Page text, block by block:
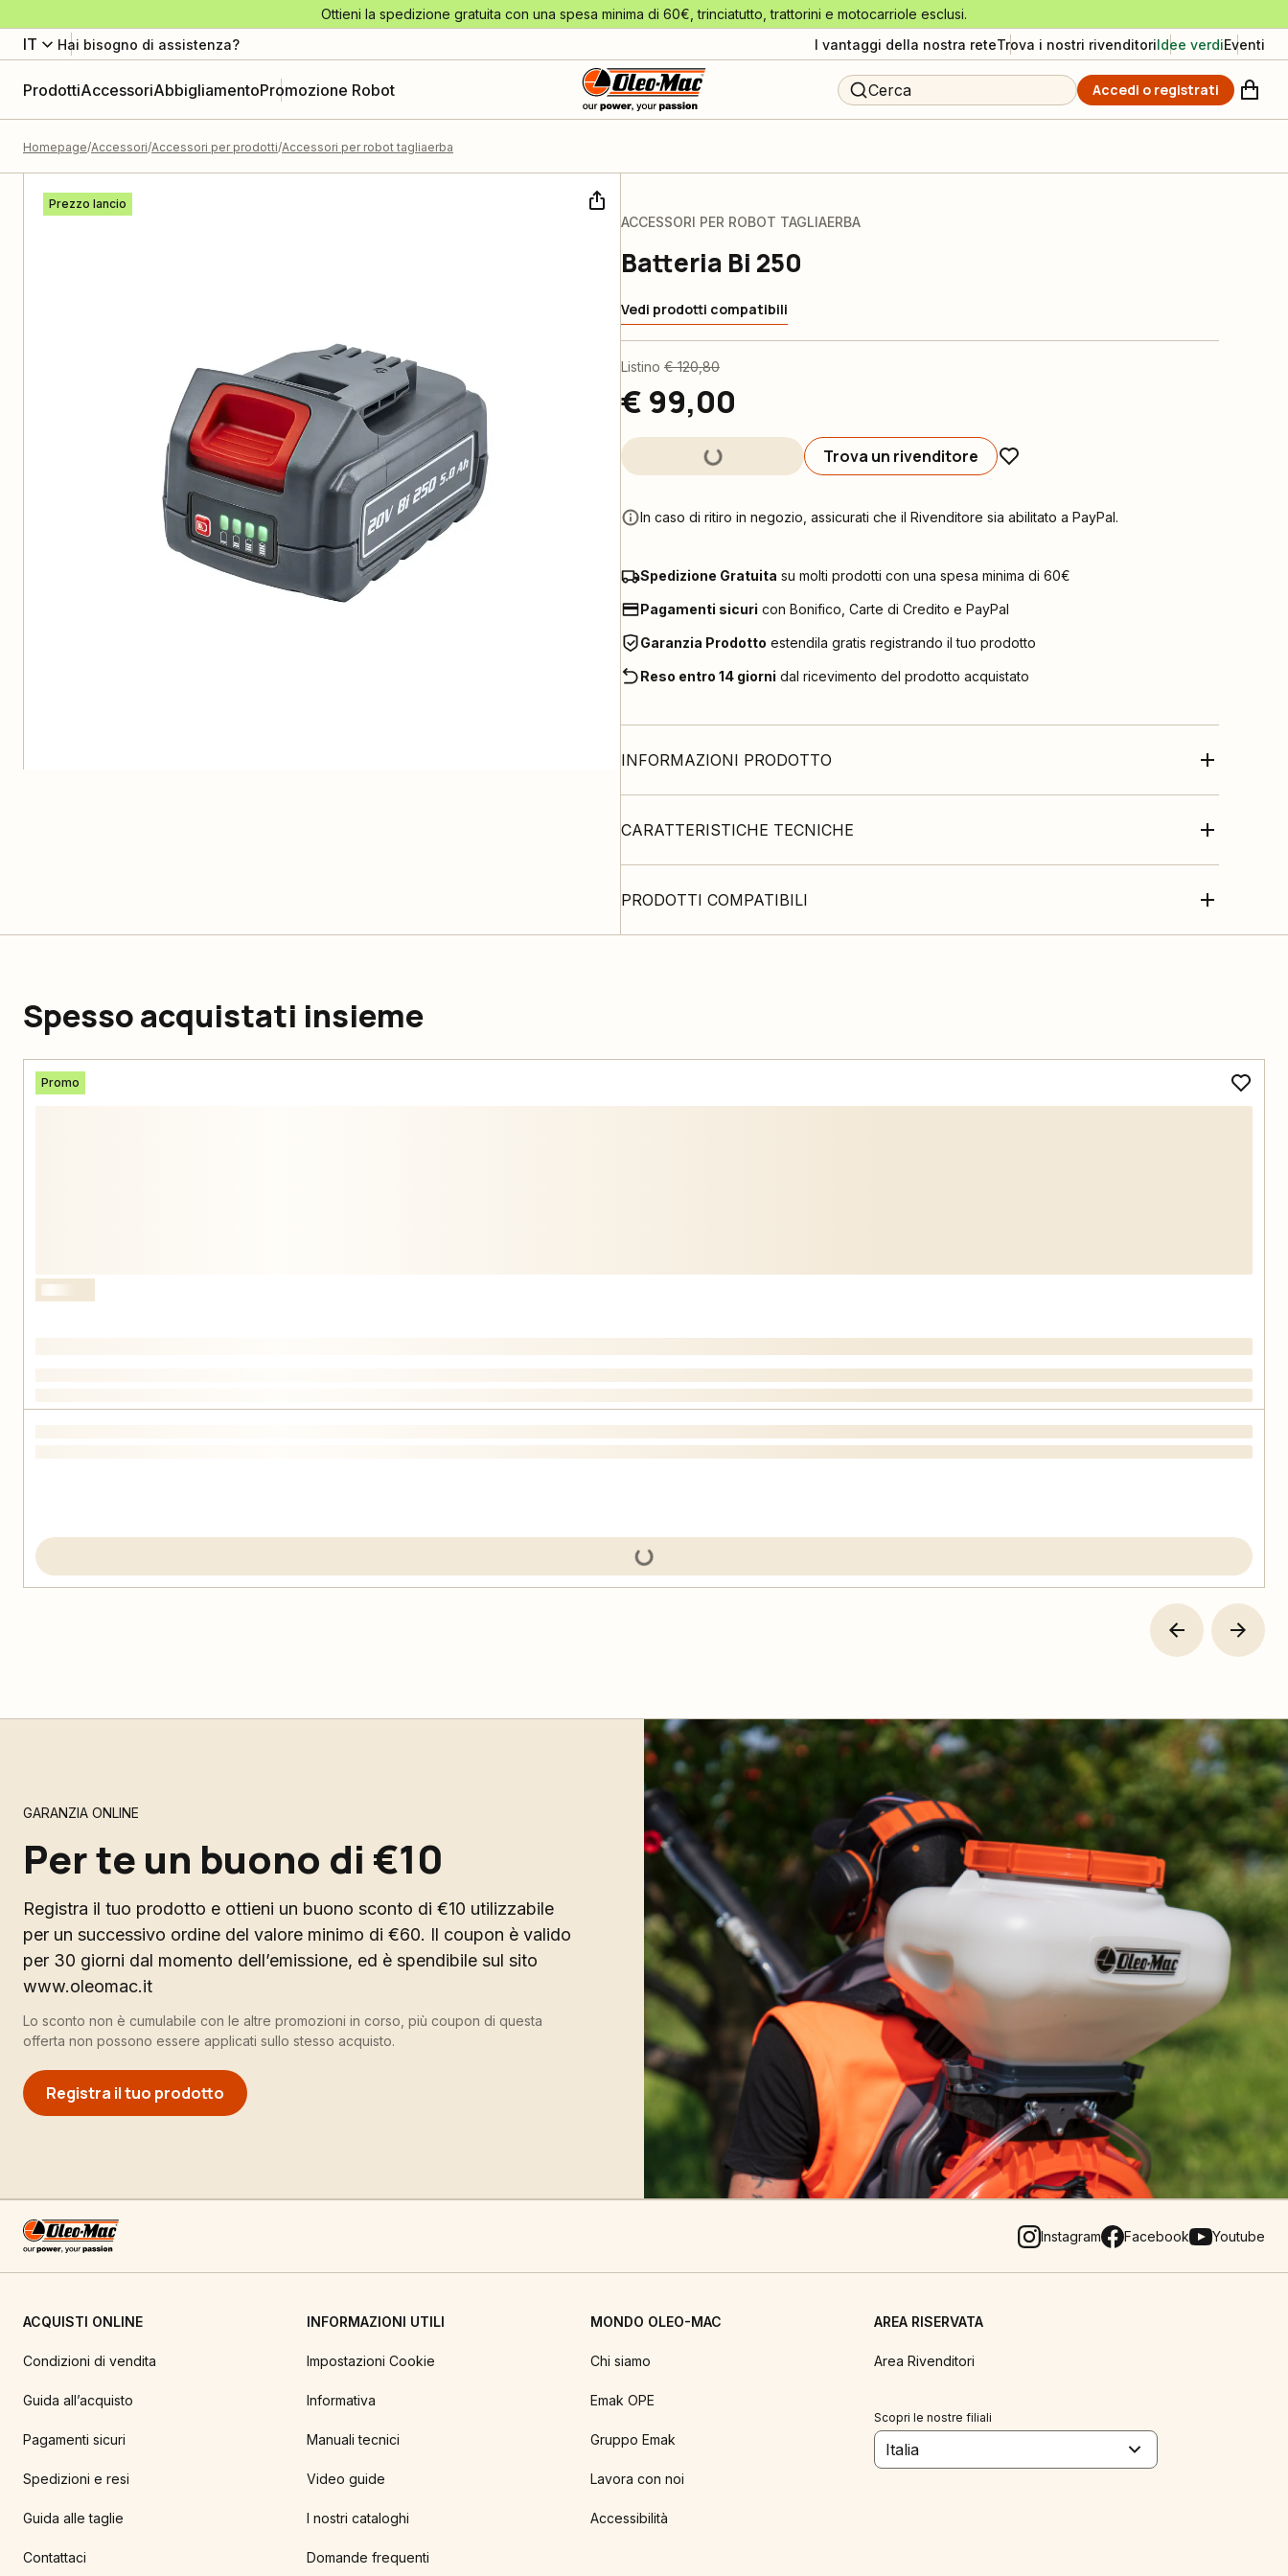
Ottieni la spedizione gratuita con una spesa minima di 60€, trinciatutto, trattorini e motocarriole esclusi.
IT Hai bisogno di assistenza? I vantaggi della nostra reteTrova i nostri rivenditoriIdee verdiEventi
ProdottiAccessoriAbbigliamentoPromozione Robot Cerca Accedi o registrati
Homepage Accessori Accessori per prodotti Accessori per robot tagliaerba
Prezzo lancio
ACCESSORI PER ROBOT TAGLIAERBA
Batteria Bi 250
Vedi prodotti compatibili
Listino € 120,80
€ 99,00
Trova un rivenditore
In caso di ritiro in negozio, assicurati che il Rivenditore sia abilitato a PayPal.
Spedizione Gratuita su molti prodotti con una spesa minima di 60€
Pagamenti sicuri con Bonifico, Carte di Credito e PayPal
Garanzia Prodotto estendila gratis registrando il tuo prodotto
Reso entro 14 giorni dal ricevimento del prodotto acquistato
INFORMAZIONI PRODOTTO
CARATTERISTICHE TECNICHE
PRODOTTI COMPATIBILI
Spesso acquistati insieme
Promo
GARANZIA ONLINE
Per te un buono di €10
Registra il tuo prodotto e ottieni un buono sconto di €10 utilizzabile
per un successivo ordine del valore minimo di €60. Il coupon è valido
per 30 giorni dal momento dell’emissione, ed è spendibile sul sito
www.oleomac.it
Lo sconto non è cumulabile con le altre promozioni in corso, più coupon di questa
offerta non possono essere applicati sullo stesso acquisto.
Registra il tuo prodotto
Instagram Facebook Youtube
ACQUISTI ONLINE
Condizioni di vendita
Guida all’acquisto
Pagamenti sicuri
Spedizioni e resi
Guida alle taglie
Contattaci
INFORMAZIONI UTILI
Impostazioni Cookie
Informativa
Manuali tecnici
Video guide
I nostri cataloghi
Domande frequenti
MONDO OLEO-MAC
Chi siamo
Emak OPE
Gruppo Emak
Lavora con noi
Accessibilità
AREA RISERVATA
Area Rivenditori
Scopri le nostre filiali
Italia